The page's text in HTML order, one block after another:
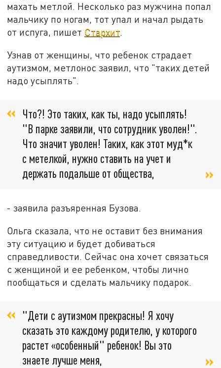
махать метлой. Несколько раз мужчина попал
мальчику по ногам, тот упал и начал рыдать
от испуга, пишет Стархит.
Узнав от женщины, что ребенок страдает
аутизмом, метлонос заявил, что "таких детей
надо усыплять".
Что?! Это таких, как ты, надо усыплять!
"В парке заявили, что сотрудник уволен!".
Что значит уволен! Таких, как этот муд*к
с метелкой, нужно ставить на учет и
держать подальше от общества,
- заявила разъяренная Бузова.
Ольга сказала, что не оставит без внимания
эту ситуацию и будет добиваться
справедливости. Сейчас она хочет связаться
с женщиной и ее ребенком, чтобы лично
пообщаться и сделать мальчику подарок.
"Дети с аутизмом прекрасны! Я хочу
сказать это каждому родителю, у которого
растет «особенный" ребенок! Вы это
знаете лучше меня,